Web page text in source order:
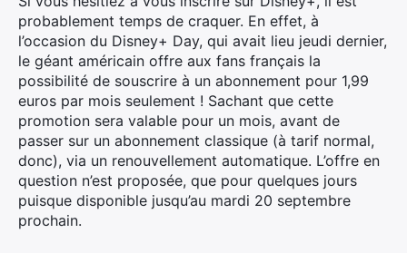
probablement temps de craquer. En effet, à
l’occasion du Disney+ Day, qui avait lieu jeudi dernier,
le géant américain offre aux fans français la
possibilité de souscrire à un abonnement pour 1,99
euros par mois seulement ! Sachant que cette
promotion sera valable pour un mois, avant de
passer sur un abonnement classique (à tarif normal,
donc), via un renouvellement automatique. L’offre en
question n’est proposée, que pour quelques jours
puisque disponible jusqu’au mardi 20 septembre
prochain.